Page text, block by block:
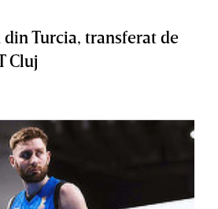
Turcia, transferat de
Cluj